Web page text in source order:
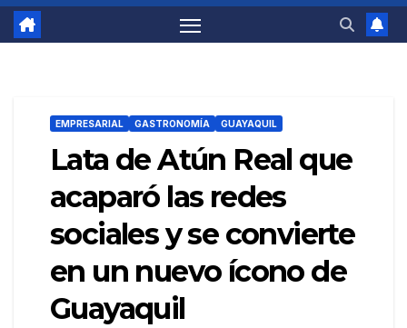
EMPRESARIAL GASTRONOMÍA GUAYAQUIL
Lata de Atún Real que
acaparó las redes
sociales y se convierte
en un nuevo ícono de
Guayaquil